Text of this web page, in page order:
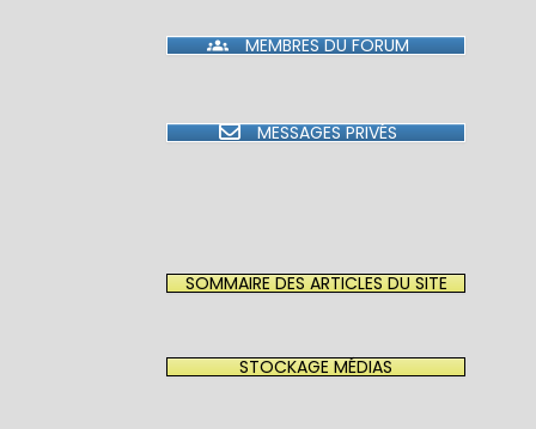
MEMBRES DU FORUM
MESSAGES PRIVÉS
SOMMAIRE DES ARTICLES DU SITE
STOCKAGE MÉDIAS